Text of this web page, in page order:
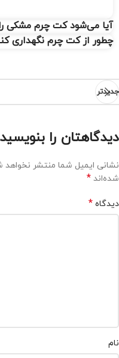
آیا می‌شود کت چرم مشکی
چطور از کت چرم نگهداری
جدیدتر
دیدگاهتان را بنویسید
نشانی ایمیل شما منتشر نخواهد
شده‌اند *
دیدگاه *
نام